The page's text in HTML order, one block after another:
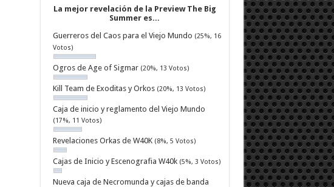
La mejor revelación de la Preview The Big
Summer es...
Guerreros del Caos para el Viejo Mundo (25%, 16
Votos)
Ogros de Age of Sigmar (20%, 13 Votos)
Kill Team de Exoditas y Orkos (20%, 13 Votos)
Caja de inicio y reglamento del Viejo Mundo
(17%, 11 Votos)
Revelaciones Orkas de W40K (8%, 5 Votos)
Cajas de Inicio y Escenografia W40k (5%, 3 Votos)
Nueva caja de Necromunda y cajas de banda